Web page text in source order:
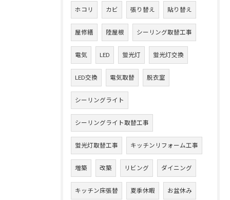
ホコリ カビ 張り替え 貼り替え
屋修繕 陸屋根 シーリング取替工事
電気 LED 蛍光灯 蛍光灯交換
LED交換 電気取替 脱衣室
シーリングライト
シーリングライト取替工事
蛍光灯取替工事 キッチンリフォーム工事
増築 改築 リビング ダイニング
キッチン床張替 夏季休暇 お盆休み